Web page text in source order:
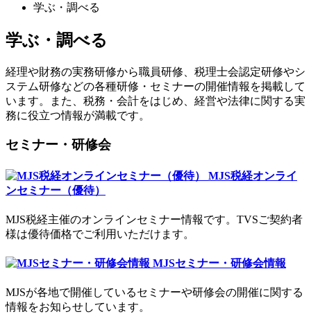
学ぶ・調べる
学ぶ・調べる
経理や財務の実務研修から職員研修、税理士会認定研修やシ
ステム研修などの各種研修・セミナーの開催情報を掲載して
います。また、税務・会計をはじめ、経営や法律に関する実
務に役立つ情報が満載です。
セミナー・研修会
MJS税経オンライ
ンセミナー（優待）
MJS税経主催のオンラインセミナー情報です。TVSご契約者
様は優待価格でご利用いただけます。
MJSセミナー・研修会情報
MJSが各地で開催しているセミナーや研修会の開催に関する
情報をお知らせしています。